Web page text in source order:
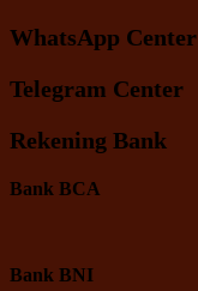
WhatsApp Center
Telegram Center
Rekening Bank
Bank BCA
Bank BNI